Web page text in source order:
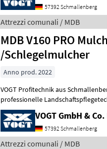
57392 Schmallenberg
Attrezzi comunali / MDB
MDB V160 PRO
/Schlegelmulcher
Anno prod. 2022
VOGT Profitechnik aus
professionelle Landschaftspflegetechnik = Mehrere VOGT-
100 Servicepartner in Deutsch
VOGT GmbH & Co.
57392 Schmallenberg
Attrezzi comunali / MDB